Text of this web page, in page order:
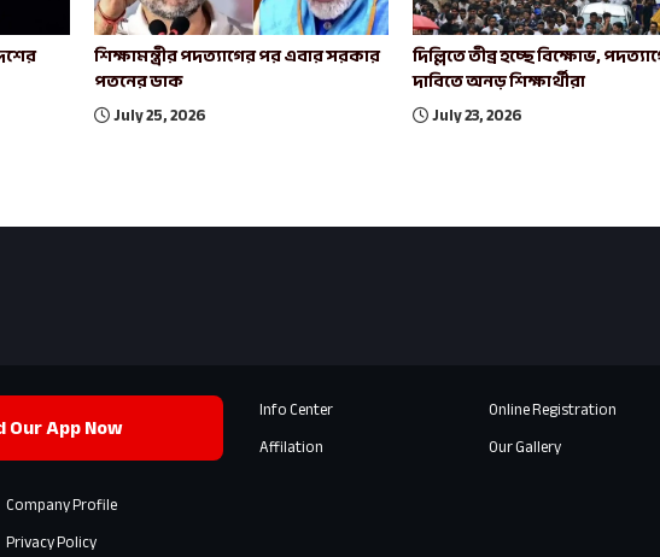
শিক্ষামন্ত্রীর পদত্যাগের পর এবার সরকার
পতনের ডাক
July 25, 2026
দিল্লিতে তীব্র হচ্ছে বিক্ষোভ,
দাবিতে অনড় শিক্ষার্থীরা
July 23, 2026
Our App Now
Company Profile
Privacy Policy
Info Center
Online Registration
Affilation
Our Gallery